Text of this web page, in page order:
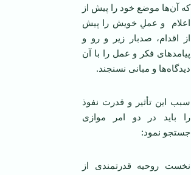
که آن‌ها موضع خود را پیش از
اعلام و عملِ خویش را پیش
از اقدام، صدبار زیر و رو و
پیامد‌های فکر و عمل را با آن
دیدگاه‌ها و مبانی نسنجند.
سبب این تأثیر و قدرت نفوذ
را باید در دو امر موازی
جستجو نمود:
نخست روحیه قدرتمندی از